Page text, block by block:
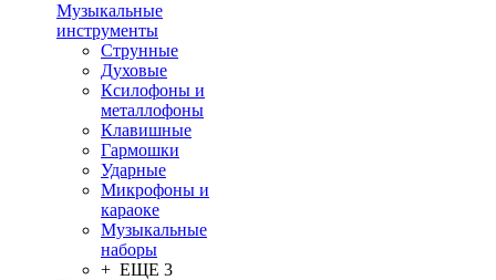
Музыкальные
инструменты
Струнные
Духовые
Ксилофоны и
металлофоны
Клавишные
Гармошки
Ударные
Микрофоны и
караоке
Музыкальные
наборы
+ ЕЩЕ 3